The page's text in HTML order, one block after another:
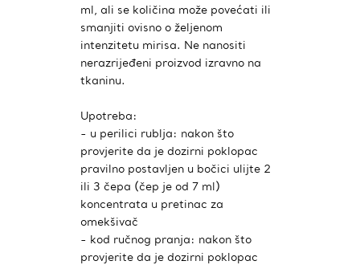
ml, ali se količina može povećati ili
smanjiti ovisno o željenom
intenzitetu mirisa. Ne nanositi
nerazrijeđeni proizvod izravno na
tkaninu.
Upotreba:
- u perilici rublja: nakon što
provjerite da je dozirni poklopac
pravilno postavljen u bočici ulijte 2
ili 3 čepa (čep je od 7 ml)
koncentrata u pretinac za
omekšivač
- kod ručnog pranja: nakon što
provjerite da je dozirni poklopac